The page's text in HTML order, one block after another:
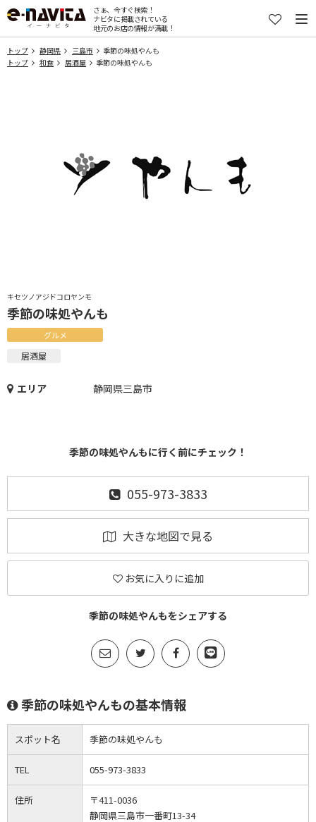
さぁ、今すぐ検索！
ナビタに掲載されている
地元のお店の情報が満載！
トップ 静岡県 三島市
季節の味処やんも
トップ
和食 居酒屋 季節の味処やんも
キセツノアジドコロヤンモ
季節の味処やんも
グルメ
居酒屋
エリア 静岡県三島市
季節の味処やんもに行く前にチェック！
055-973-3833
大きな地図で見る
お気に入りに追加
季節の味処やんもをシェアする
季節の味処やんもの基本情報
スポット名 季節の味処やんも
TEL 055-973-3833
住所
〒411-0036
静岡県三島市一番町13-34